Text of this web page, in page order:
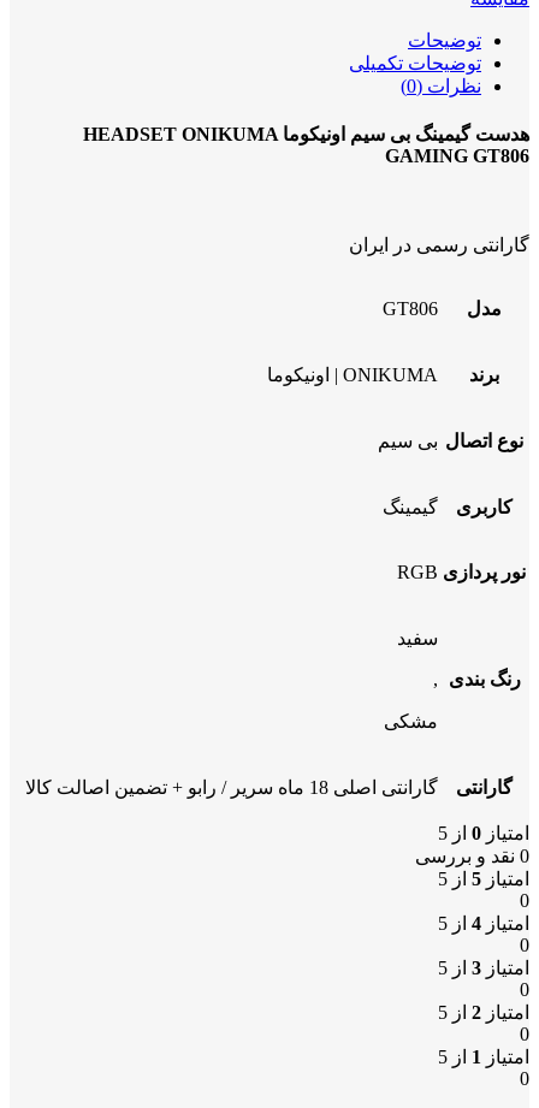
توضیحات
توضیحات تکمیلی
نظرات (0)
هدست گیمینگ بی سیم اونیکوما HEADSET ONIKUMA
GAMING GT806
گارانتی رسمی در ایران
مدل GT806
برند ONIKUMA | اونیکوما
نوع اتصال بی سیم
کاربری گیمینگ
نور پردازی RGB
رنگ بندی
سفید
,
مشکی
گارانتی گارانتی اصلی 18 ماه سریر / رابو + تضمین اصالت کالا
امتیاز 0 از 5
0 نقد و بررسی
امتیاز 5 از 5
0
امتیاز 4 از 5
0
امتیاز 3 از 5
0
امتیاز 2 از 5
0
امتیاز 1 از 5
0